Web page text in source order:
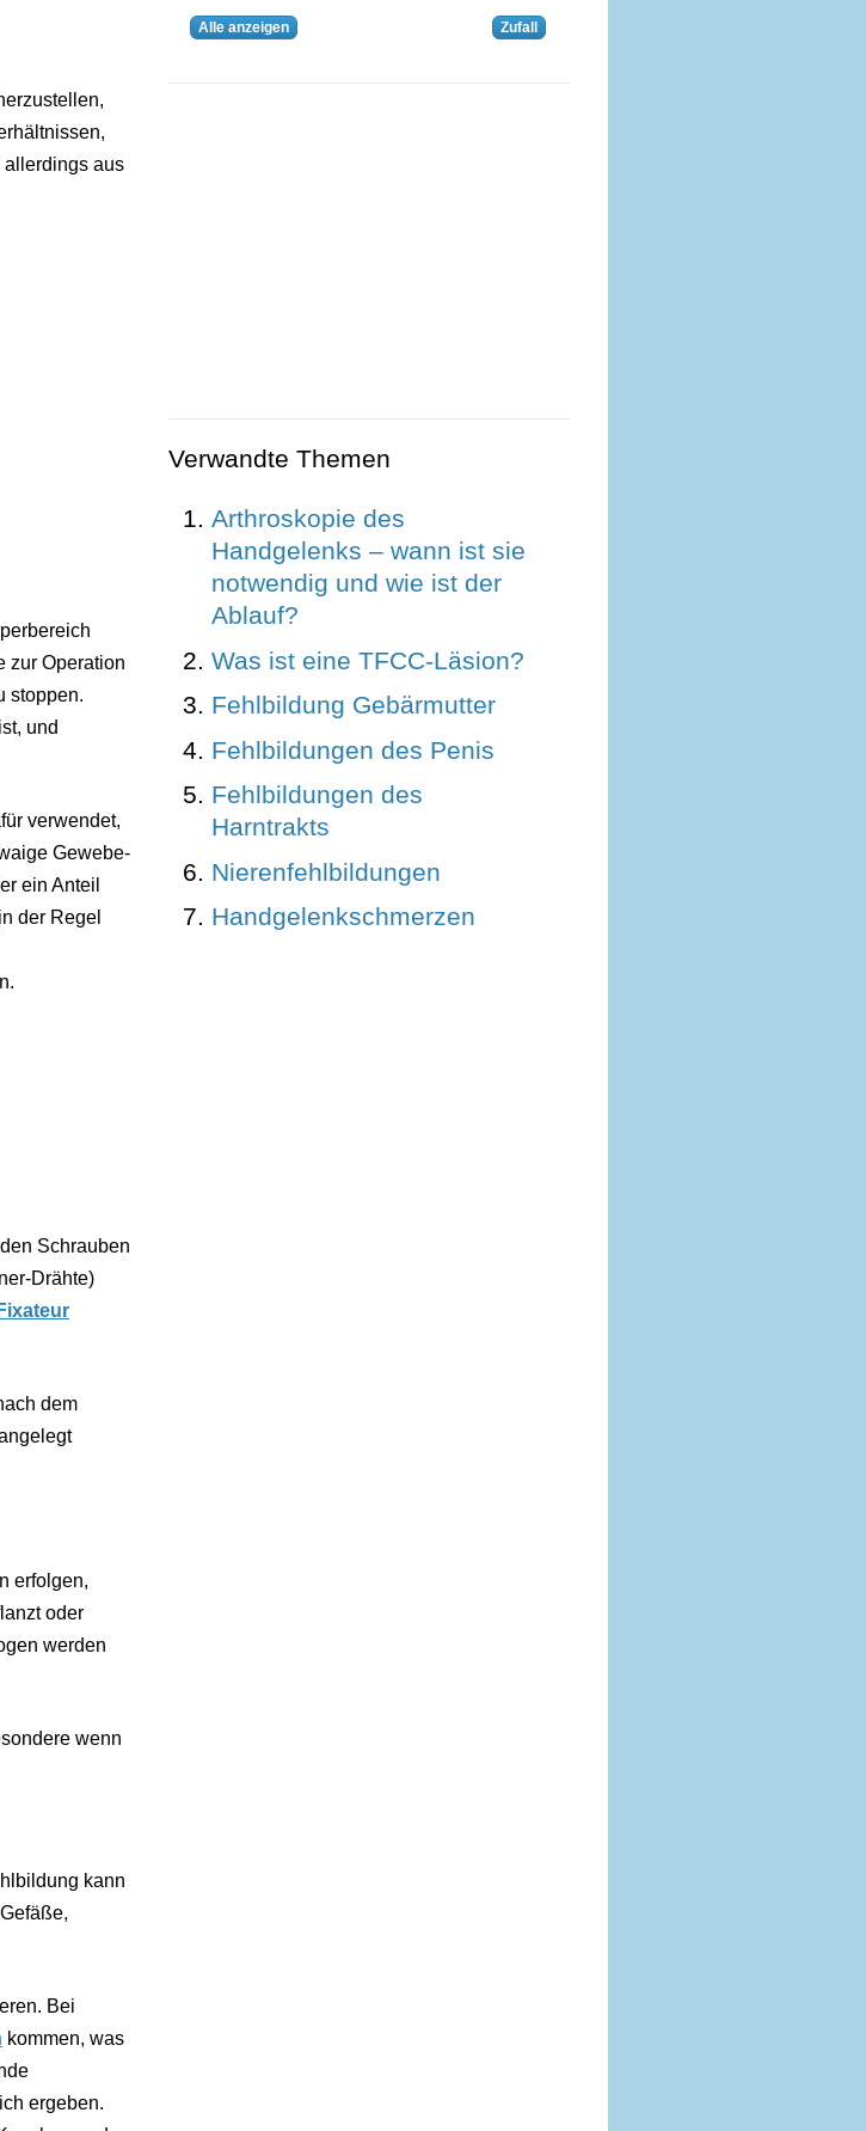
allerdings aus
zur Operation
stoppen.
und
verwendet,
Gewebe-
ein Anteil
der Regel
Schrauben
Drähte)
Fixateur
dem
erfolgen,
oder
werden
wenn
kann
Bei
kommen, was
ergeben.
Alle anzeigen Zufall
Verwandte Themen
Arthroskopie des
Handgelenks – wann ist sie
notwendig und wie ist der
Ablauf?
Was ist eine TFCC-Läsion?
Fehlbildung Gebärmutter
Fehlbildungen des Penis
Fehlbildungen des
Harntrakts
Nierenfehlbildungen
Handgelenkschmerzen